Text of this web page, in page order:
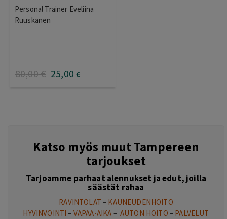
Personal Trainer Eveliina
Ruuskanen
80,00€ 25,00 €
Katso myös muut Tampereen
tarjoukset
Tarjoamme parhaat alennukset ja edut, joilla
säästät rahaa
RAVINTOLAT – KAUNEUDENHOITO
HYVINVOINTI – VAPAA-AIKA – AUTON HOITO – PALVELUT